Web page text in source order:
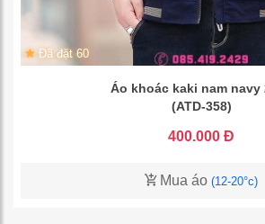
Đã đặt 60
Áo khoác kaki nam navy
(ATD-358)
400.000 Đ
Mua áo (12-20°c)